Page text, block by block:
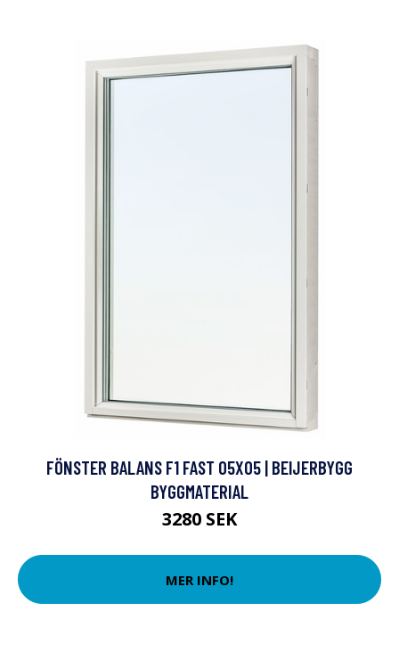
FÖNSTER BALANS F1 FAST 05X05 | BEIJERBYGG
BYGGMATERIAL
3280 SEK
MER INFO!